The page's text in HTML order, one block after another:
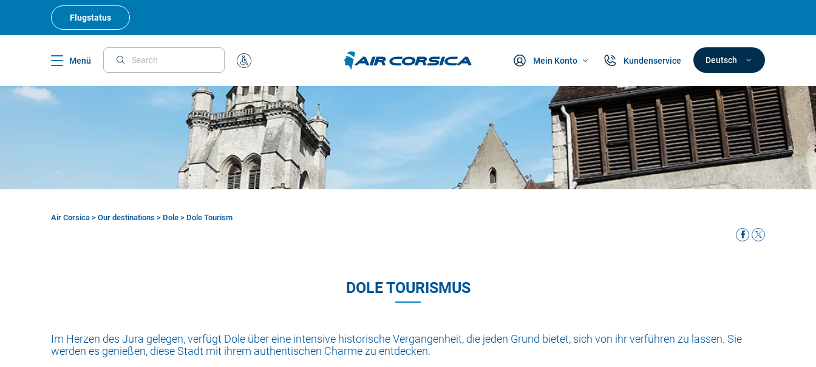
Flugstatus
Menü Search Sonderbetreuung
Mein Konto Kundenservice Deutsch
Breadcrumb
Air Corsica > Our destinations > Dole > Dole Tourism
DOLE TOURISMUS
Im Herzen des Jura gelegen, verfügt Dole über eine intensive historische Vergangenheit, die jeden Grund bietet, sich von ihr verführen zu lassen. Sie
werden es genießen, diese Stadt mit ihrem authentischen Charme zu entdecken.